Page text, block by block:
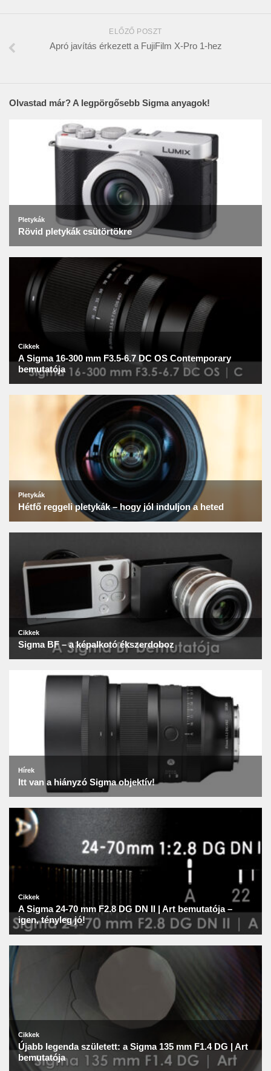
ELŐZŐ POSZT
Apró javítás érkezett a FujiFilm X-Pro 1-hez
Olvastad már? A legpörgősebb Sigma anyagok!